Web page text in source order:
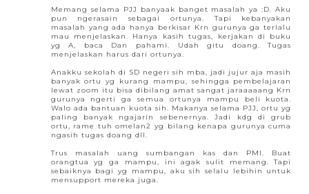
Memang selama PJJ banyaak banget masalah ya :D. Aku
pun ngerasain sebagai ortunya. Tapi kebanyakan
masalah yang ada hanya berkisar Krn gurunya ga terlalu
mau menjelaskan. Hanya kasih tugas, kerjakan di buku
yg A, baca Dan pahami. Udah gitu doang. Tugas
menjelaskan harus dari ortunya.
Anakku sekolah di SD negeri sih mba, jadi jujur aja masih
banyak ortu yg kurang mampu, sehingga pembelajaran
lewat zoom itu bisa dibilang amat sangat jaraaaaang Krn
gurunya ngerti ga semua ortunya mampu beli kuota.
Walo ada bantuan kuota sih. Makanya selama PJJ, ortu yg
paling banyak ngajarin sebenernya. Jadi kdg di grub
ortu, rame tuh omelan2 yg bilang kenapa gurunya cuma
ngasih tugas doang dll.
Trus masalah uang sumbangan kas dan PMI. Buat
orangtua yg ga mampu, ini agak sulit memang. Tapi
sebaiknya bagi yg mampu, aku sih selalu lebihin untuk
mensupport mereka juga.